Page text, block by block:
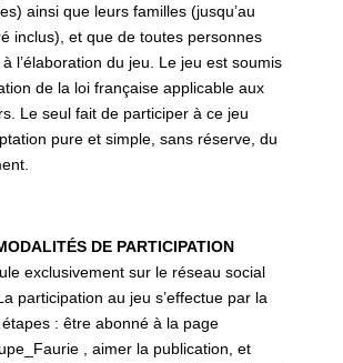
ainsi que leurs familles (jusqu’au
inclus), et que de toutes personnes
l’élaboration du jeu. Le jeu est soumis
de la loi française applicable aux
Le seul fait de participer à ce jeu
pure et simple, sans réserve, du
DE PARTICIPATION
exclusivement sur le réseau social
participation au jeu s’effectue par la
: être abonné à la page
, aimer la publication, et